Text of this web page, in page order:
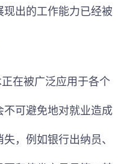
出的工作能力已经被
在被广泛应用于各个
可避免地对就业造成
，例如银行出纳员、